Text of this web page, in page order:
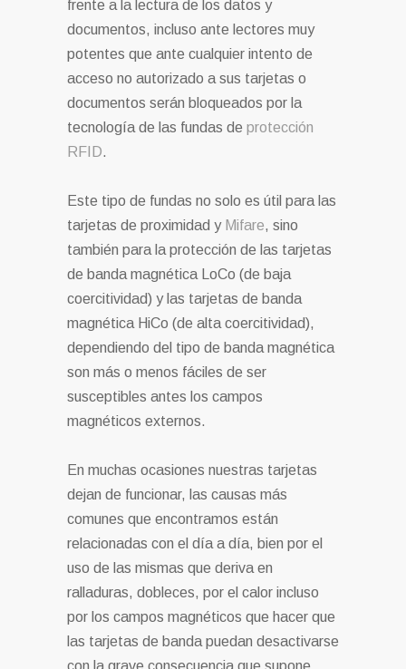
frente a la lectura de los datos y
documentos, incluso ante lectores muy
potentes que ante cualquier intento de
acceso no autorizado a sus tarjetas o
documentos serán bloqueados por la
tecnología de las fundas de protección
RFID.
Este tipo de fundas no solo es útil para las
tarjetas de proximidad y Mifare, sino
también para la protección de las tarjetas
de banda magnética LoCo (de baja
coercitividad) y las tarjetas de banda
magnética HiCo (de alta coercitividad),
dependiendo del tipo de banda magnética
son más o menos fáciles de ser
susceptibles antes los campos
magnéticos externos.
En muchas ocasiones nuestras tarjetas
dejan de funcionar, las causas más
comunes que encontramos están
relacionadas con el día a día, bien por el
uso de las mismas que deriva en
ralladuras, dobleces, por el calor incluso
por los campos magnéticos que hacer que
las tarjetas de banda puedan desactivarse
con la grave consecuencia que supone